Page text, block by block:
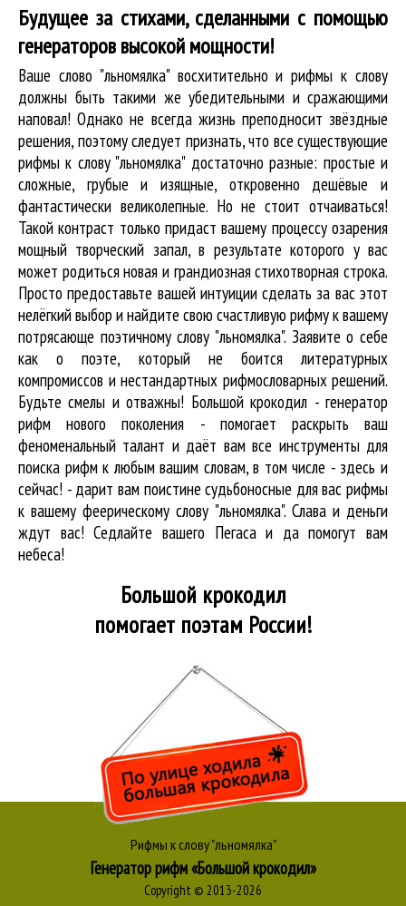
Будущее за стихами, сделанными с помощью
генераторов высокой мощности!
Ваше слово "льномялка" восхитительно и рифмы к слову
должны быть такими же убедительными и сражающими
наповал! Однако не всегда жизнь преподносит звёздные
решения, поэтому следует признать, что все существующие
рифмы к слову "льномялка" достаточно разные: простые и
сложные, грубые и изящные, откровенно дешёвые и
фантастически великолепные. Но не стоит отчаиваться!
Такой контраст только придаст вашему процессу озарения
мощный творческий запал, в результате которого у вас
может родиться новая и грандиозная стихотворная строка.
Просто предоставьте вашей интуиции сделать за вас этот
нелёгкий выбор и найдите свою счастливую рифму к вашему
потрясающе поэтичному слову "льномялка". Заявите о себе
как о поэте, который не боится литературных
компромиссов и нестандартных рифмословарных решений.
Будьте смелы и отважны! Большой крокодил - генератор
рифм нового поколения - помогает раскрыть ваш
феноменальный талант и даёт вам все инструменты для
поиска рифмк любым вашим словам, в том числе - здесь и
сейчас! - дарит вам поистине судьбоносные для вас рифмы
к вашему феерическому слову "льномялка". Слава и деньги
ждут вас! Седлайте вашего Пегаса и да помогут вам
небеса!
Большой крокодил
помогает поэтам России!
Рифмы к слову "льномялка"
Генератор рифм «Большой крокодил»
Copyright © 2013-2026